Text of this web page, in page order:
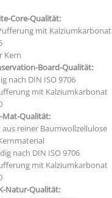
Core-Qualität:
mit Kalziumkarbonat
Kern
Board-Qualität:
nach DIN ISO 9706
mit Kalziumkarbonat
Mat-Qualität:
reiner Baumwollzellulose
nach DIN ISO 9706
mit Kalziumkarbonat
Natur-Qualität: